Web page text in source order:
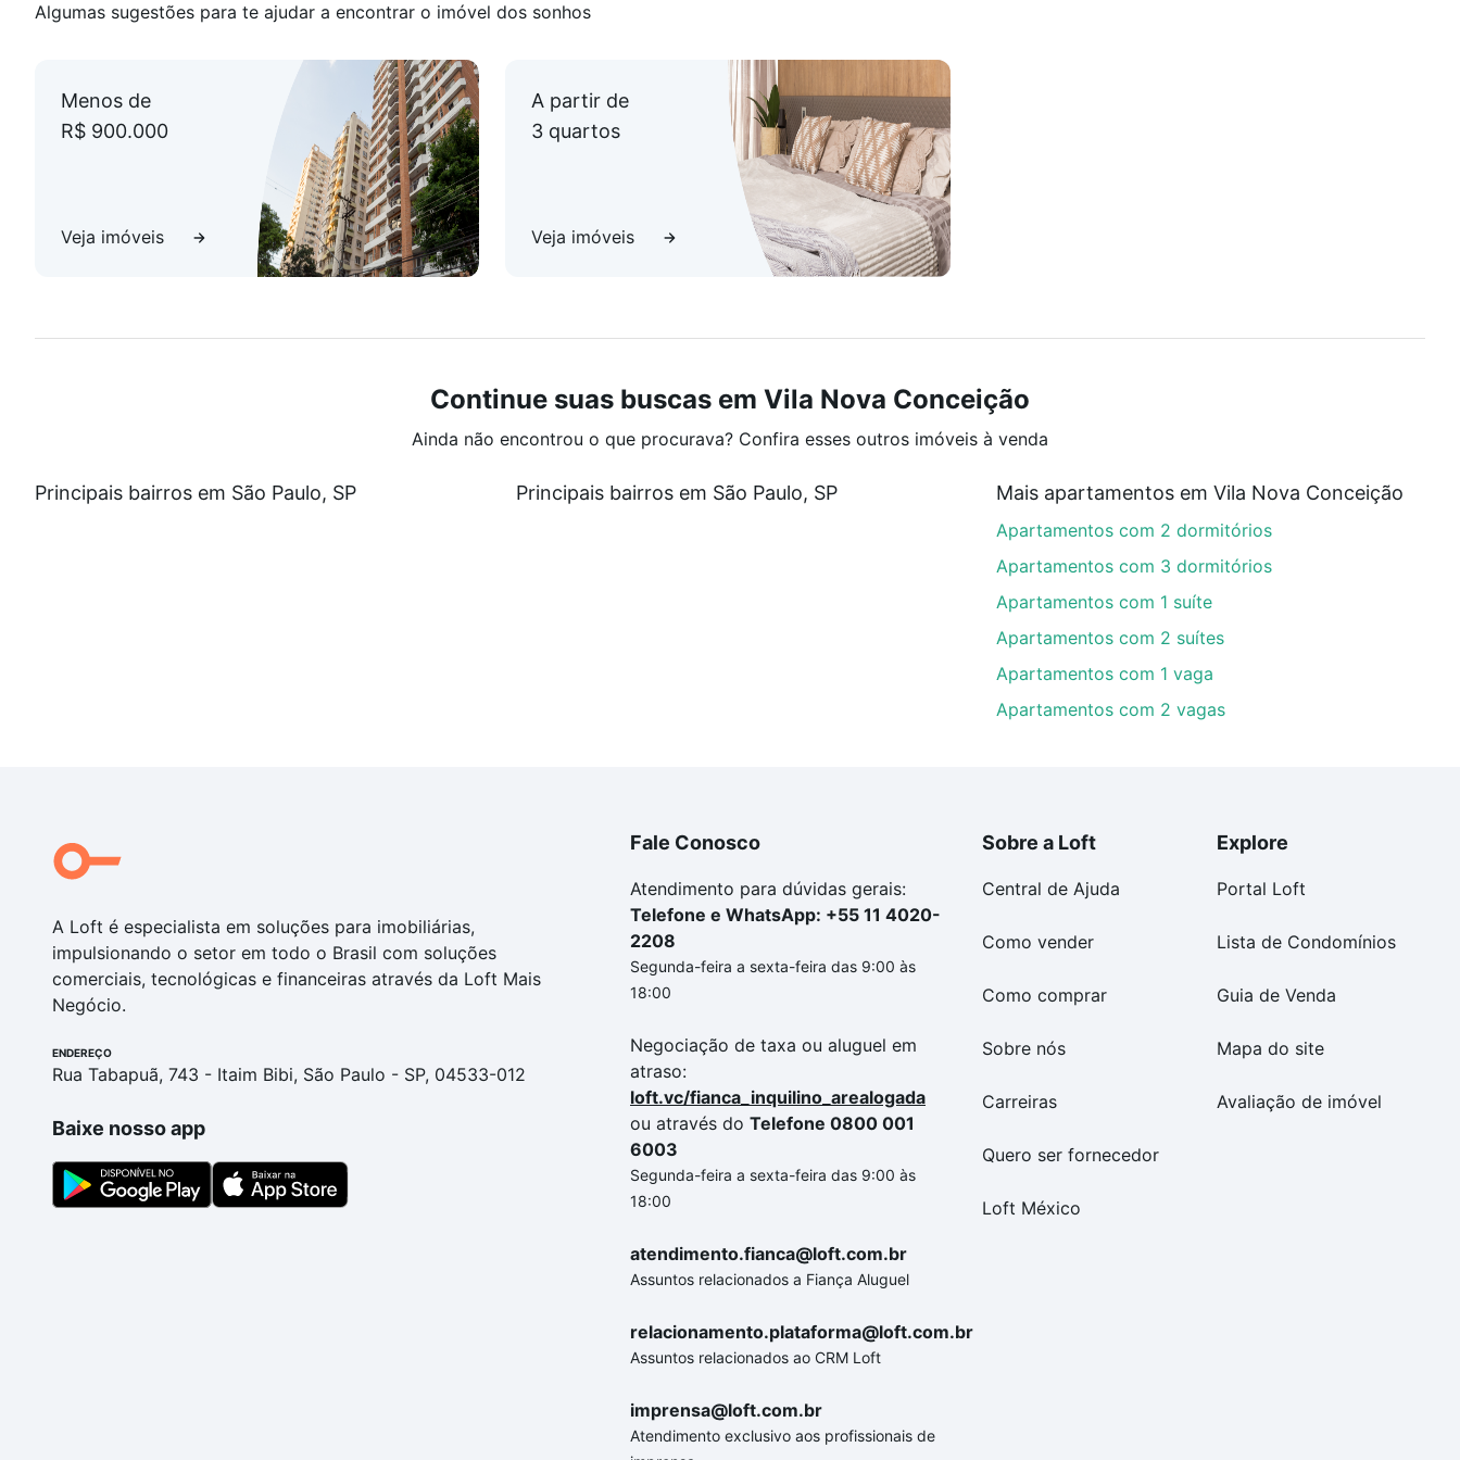
Escolas e Faculdades Próximas:
Insper
FMU
Colégio da Companhia de Maria
Fogo de Chão
Drogarias
Algumas sugestões para te ajudar a encontrar o imóvel dos sonhos
Menos de
R$ 900.000
Veja imóveis
A partir de
3 quartos
Veja imóveis
Continue suas buscas em Vila Nova Conceição
Ainda não encontrou o que procurava? Confira esses outros imóveis à venda
Principais bairros em São Paulo, SP Principais bairros em São Paulo, SP Mais apartamentos em Vila Nova Conceição
Apartamentos com 2 dormitórios
Apartamentos com 3 dormitórios
Apartamentos com 1 suíte
Apartamentos com 2 suítes
Apartamentos com 1 vaga
Apartamentos com 2 vagas
A Loft é especialista em soluções para imobiliárias,
impulsionando o setor em todo o Brasil com soluções
comerciais, tecnológicas e financeiras através da Loft Mais
Negócio.
ENDEREÇO
Rua Tabapuã, 743 - Itaim Bibi, São Paulo - SP, 04533-012
Baixe nosso app
Fale Conosco
Atendimento para dúvidas gerais:
Telefone e WhatsApp: +55 11 4020-
2208
Segunda-feira a sexta-feira das 9:00 às
18:00
Negociação de taxa ou aluguel em
atraso:
loft.vc/fianca_inquilino_arealogada
ou através do Telefone 0800 001
6003
Segunda-feira a sexta-feira das 9:00 às
18:00
atendimento.fianca@loft.com.br
Assuntos relacionados a Fiança Aluguel
relacionamento.plataforma@loft.com.br
Assuntos relacionados ao CRM Loft
imprensa@loft.com.br
Atendimento exclusivo aos profissionais de
Sobre a Loft
Central de Ajuda
Como vender
Como comprar
Sobre nós
Carreiras
Quero ser fornecedor
Loft México
Explore
Portal Loft
Lista de Condomínios
Guia de Venda
Mapa do site
Avaliação de imóvel